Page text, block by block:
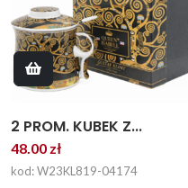
2 PROM. KUBEK Z...
48.00 zł
kod: W23KL819-04174